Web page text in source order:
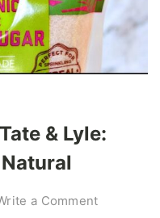
& Lyle:
a Commenton